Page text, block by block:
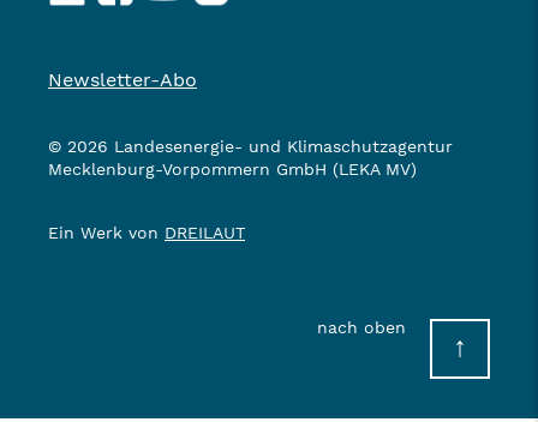
Newsletter-Abo
© 2026 Landesenergie- und Klimaschutzagentur
Mecklenburg-Vorpommern GmbH (LEKA MV)
Ein Werk von DREILAUT
nach oben
↑